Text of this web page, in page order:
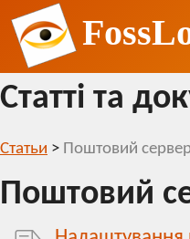
Статті та
Статьи > Поштовий
Поштовий